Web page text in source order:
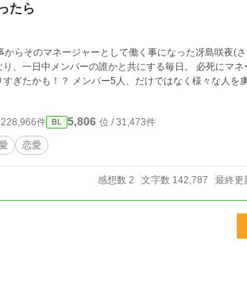
たら
、一日中メンバーの誰かと共にする毎日。 必死にマ
との仲も深まってきたけど、、仲深まりすぎたかも！？ メンバー5人、だ
件 BL 5,806 位 / 31,473件
恋愛
感想数 2 文字数 142,787 最終更